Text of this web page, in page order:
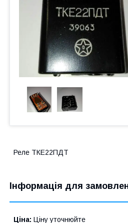
Реле ТКЕ22ПДТ
Інформація для
Ціна: Ціну уточнюйте